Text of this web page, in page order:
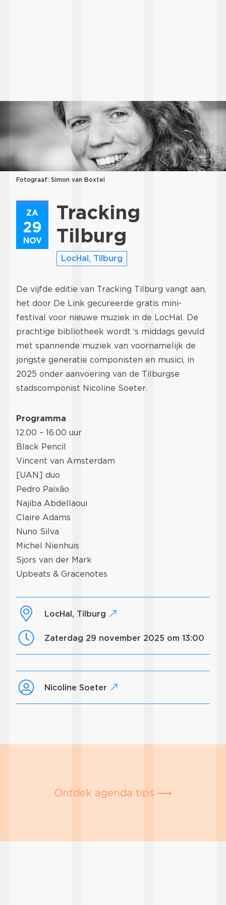
Fotograaf: Simon van Boxtel
ZA
29
NOV
Tracking
Tilburg
LocHal, Tilburg
De vijfde editie van Tracking Tilburg vangt aan,
het door De Link gecureerde gratis mini-
festival voor nieuwe muziek in de LocHal. De
prachtige bibliotheek wordt ‘s middags gevuld
met spannende muziek van voornamelijk de
jongste generatie componisten en musici, in
2025 onder aanvoering van de Tilburgse
stadscomponist Nicoline Soeter.
Programma
12.00 – 16.00 uur
Black Pencil
Vincent van Amsterdam
[UAN] duo
Pedro Paixão
Najiba Abdellaoui
Claire Adams
Nuno Silva
Michel Nienhuis
Sjors van der Mark
Upbeats & Gracenotes
LocHal, Tilburg
zaterdag 29 november 2025 om 13:00
Nicoline Soeter
Ontdek agenda tips ⟶